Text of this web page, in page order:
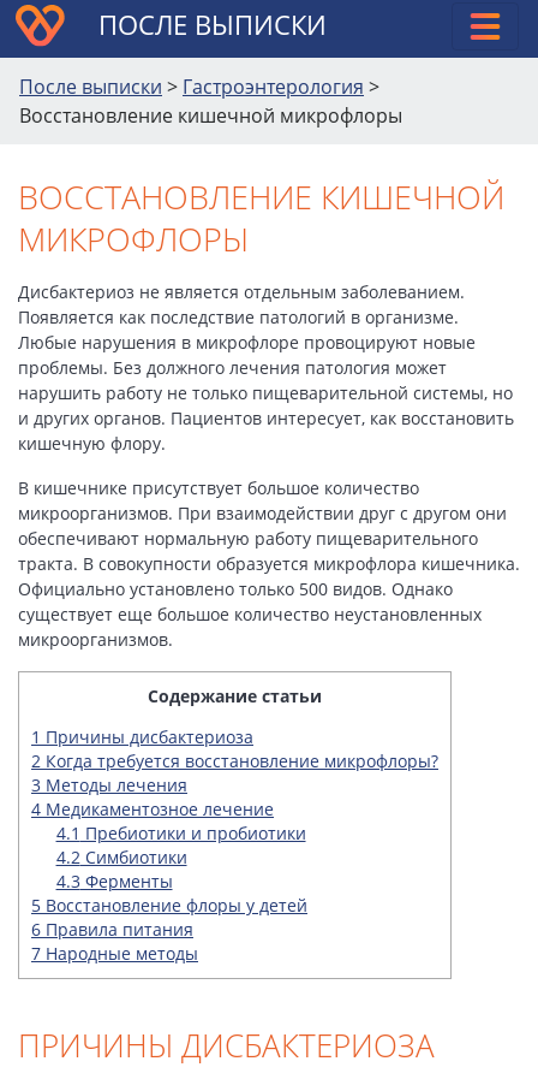
ПОСЛЕ ВЫПИСКИ
После выписки > Гастроэнтерология >
Восстановление кишечной микрофлоры
ВОССТАНОВЛЕНИЕ КИШЕЧНОЙ
МИКРОФЛОРЫ
Дисбактериоз не является отдельным заболеванием.
Появляется как последствие патологий в организме.
Любые нарушения в микрофлоре провоцируют новые
проблемы. Без должного лечения патология может
нарушить работу не только пищеварительной системы, но
и других органов. Пациентов интересует, как восстановить
кишечную флору.
В кишечнике присутствует большое количество
микроорганизмов. При взаимодействии друг с другом они
обеспечивают нормальную работу пищеварительного
тракта. В совокупности образуется микрофлора кишечника.
Официально установлено только 500 видов. Однако
существует еще большое количество неустановленных
микроорганизмов.
Содержание статьи
1 Причины дисбактериоза
2 Когда требуется восстановление микрофлоры?
3 Методы лечения
4 Медикаментозное лечение
4.1 Пребиотики и пробиотики
4.2Симбиотики
4.3Ферменты
5 Восстановление флоры у детей
6 Правила питания
7 Народные методы
ПРИЧИНЫ ДИСБАКТЕРИОЗА